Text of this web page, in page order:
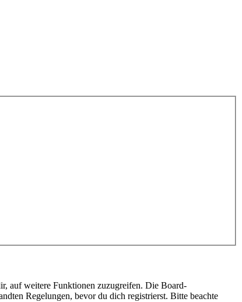
auf weitere Funktionen zuzugreifen. Die Board-
Regelungen, bevor du dich registrierst. Bitte beachte